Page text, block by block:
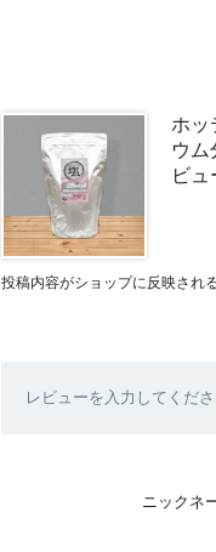
ホ
ウム
ビュ
投稿内容がショップに反映され
レビューを入力してくださ
ニックネ